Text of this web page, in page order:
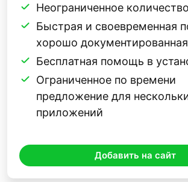
Неограниченное
Быстрая и своевременная
хорошо документированная
Бесплатная помощь в
Ограниченное по времени
предложение для
приложений
Добавить на сайт